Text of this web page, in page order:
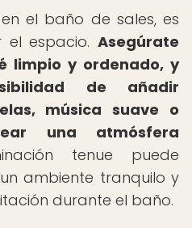
el baño de sales, es
espacio. Asegúrate
limpio y ordenado, y
de añadir
música suave o
una atmósfera
tenue puede
ambiente tranquilo y
durante el baño.